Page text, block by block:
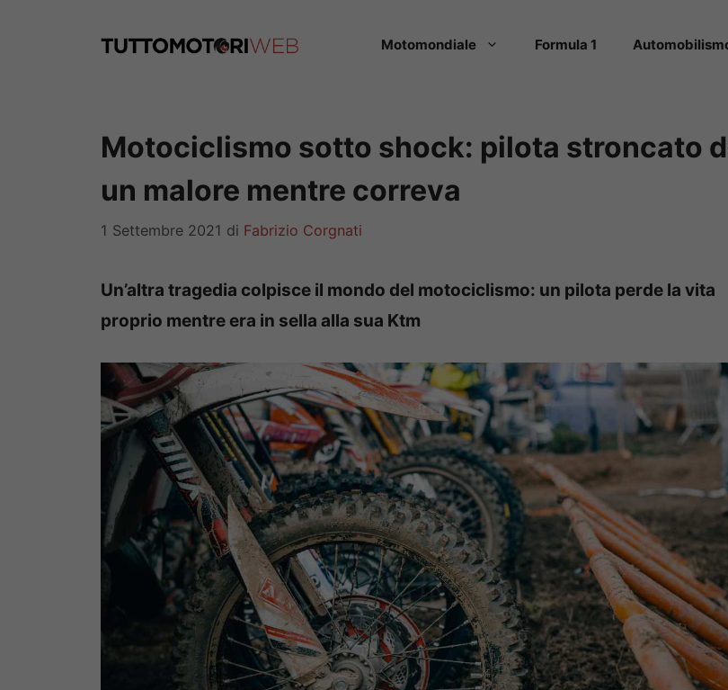
Motomondiale Formula 1
Motociclismo sotto shock: pilota stroncato
un malore mentre correva
1 Settembre 2021 di Fabrizio Corgnati
Un’altra tragedia colpisce il mondo del motociclismo: un pilota perde la vita
proprio mentre era in sella alla sua Ktm